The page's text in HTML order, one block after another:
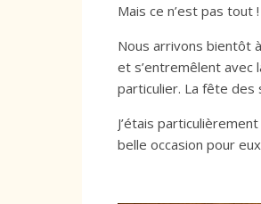
Mais ce n’est pas tout !
Nous arrivons bientôt
et s’entremêlent avec
particulier. La fête des
J’étais
belle occasion pour